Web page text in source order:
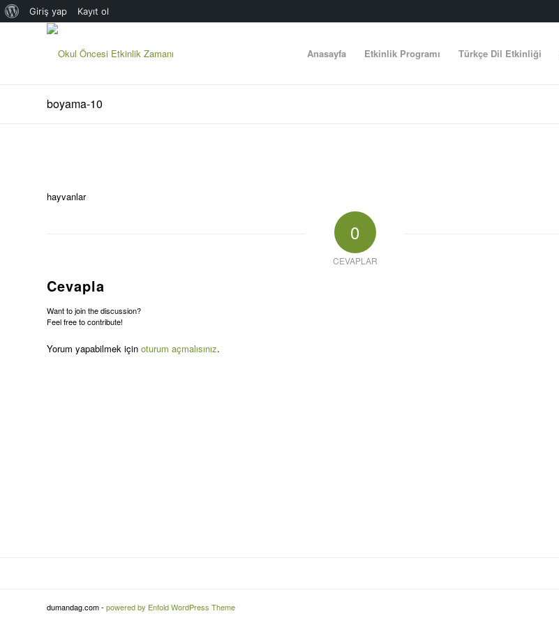
WordPress
hakkında
Giriş yap Kayıt ol
Anasayfa Etkinlik Programı Türkçe Dil Etkinliği
boyama-10
hayvanlar
0
CEVAPLAR
Cevapla
Want to join the discussion?
Feel free to contribute!
Yorum yapabilmek için oturum açmalısınız.
dumandag.com - powered by Enfold WordPress Theme